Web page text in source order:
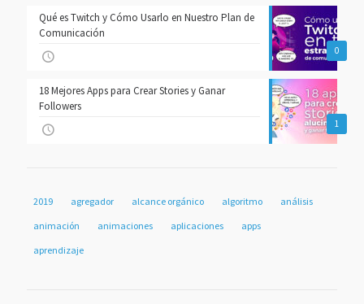
0
Qué es Twitch y Cómo Usarlo en Nuestro Plan de
Comunicación
1
18 Mejores Apps para Crear Stories y Ganar
Followers
2019 agregador alcance orgánico algoritmo
análisis
animación
animaciones aplicaciones
apps
aprendizaje